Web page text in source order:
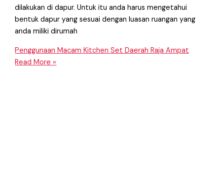
dilakukan di dapur. Untuk itu anda harus mengetahui
bentuk dapur yang sesuai dengan luasan ruangan yang
anda miliki dirumah
Penggunaan Macam Kitchen Set Daerah Raja Ampat
Read More »